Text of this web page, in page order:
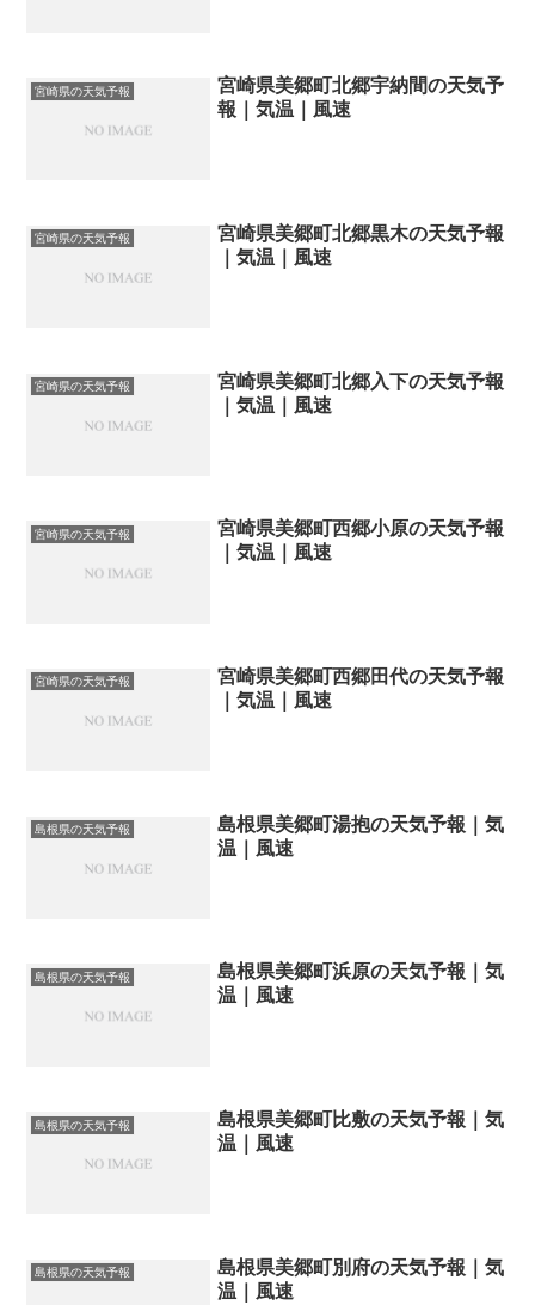
宮崎県の天気予報
宮崎県美郷町北郷宇納間の天気予
報｜気温｜風速
宮崎県の天気予報
宮崎県美郷町北郷黒木の天気予報
｜気温｜風速
宮崎県の天気予報
宮崎県美郷町北郷入下の天気予報
｜気温｜風速
宮崎県の天気予報
宮崎県美郷町西郷小原の天気予報
｜気温｜風速
宮崎県の天気予報
宮崎県美郷町西郷田代の天気予報
｜気温｜風速
島根県の天気予報
島根県美郷町湯抱の天気予報｜気
温｜風速
島根県の天気予報
島根県美郷町浜原の天気予報｜気
温｜風速
島根県の天気予報
島根県美郷町比敷の天気予報｜気
温｜風速
島根県の天気予報
島根県美郷町別府の天気予報｜気
温｜風速